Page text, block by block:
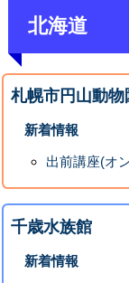
北海道
札幌市円山動物
新着情報
出前講座(オ
千歳水族館
新着情報